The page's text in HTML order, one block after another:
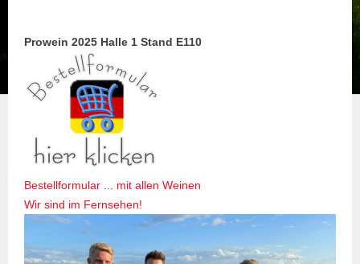
Prowein 2025 Halle 1 Stand E110
Bestellformular ... mit allen Weinen
Wir sind im Fernsehen!